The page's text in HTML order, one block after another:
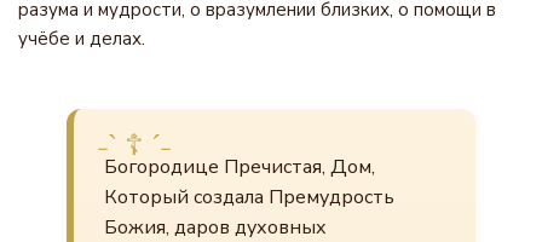
разума и мудрости, о вразумлении близких, о помощи в
учёбе и делах.
Богородице Пречистая, Дом,
Который создала Премудрость
Божия, даров духовных